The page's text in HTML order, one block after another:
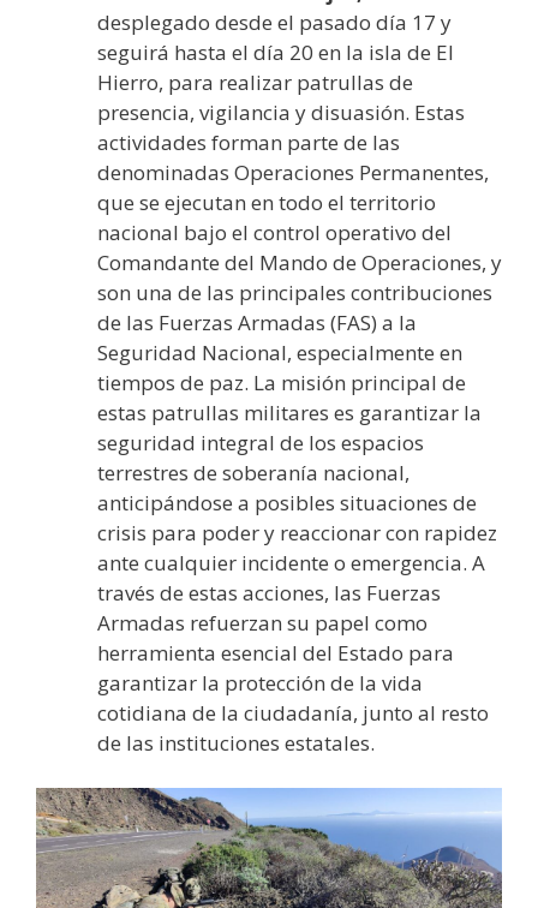
desplegado desde el pasado día 17 y
seguirá hasta el día 20 en la isla de El
Hierro, para realizar patrullas de
presencia, vigilancia y disuasión. Estas
actividades forman parte de las
denominadas Operaciones Permanentes,
que se ejecutan en todo el territorio
nacional bajo el control operativo del
Comandante del Mando de Operaciones, y
son una de las principales contribuciones
de las Fuerzas Armadas (FAS) a la
Seguridad Nacional, especialmente en
tiempos de paz. La misión principal de
estas patrullas militares es garantizar la
seguridad integral de los espacios
terrestres de soberanía nacional,
anticipándose a posibles situaciones de
crisis para poder y reaccionar con rapidez
ante cualquier incidente o emergencia. A
través de estas acciones, las Fuerzas
Armadas refuerzan su papel como
herramienta esencial del Estado para
garantizar la protección de la vida
cotidiana de la ciudadanía, junto al resto
de las instituciones estatales.